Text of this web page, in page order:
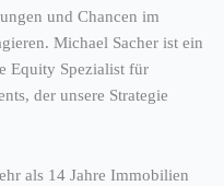
und Chancen im
Michael Sacher ist ein
Equity Spezialist für
der unsere Strategie
als 14 Jahre Immobilien